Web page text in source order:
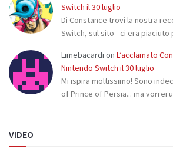
Switch il 30 luglio
Di Constance trovi la nostra
Switch, sul sito - ci era
Limebacardi on L’acclamato
Nintendo Switch il 30 luglio
Mi ispira moltissimo! Sono
of Prince of Persia... ma vorrei
VIDEO